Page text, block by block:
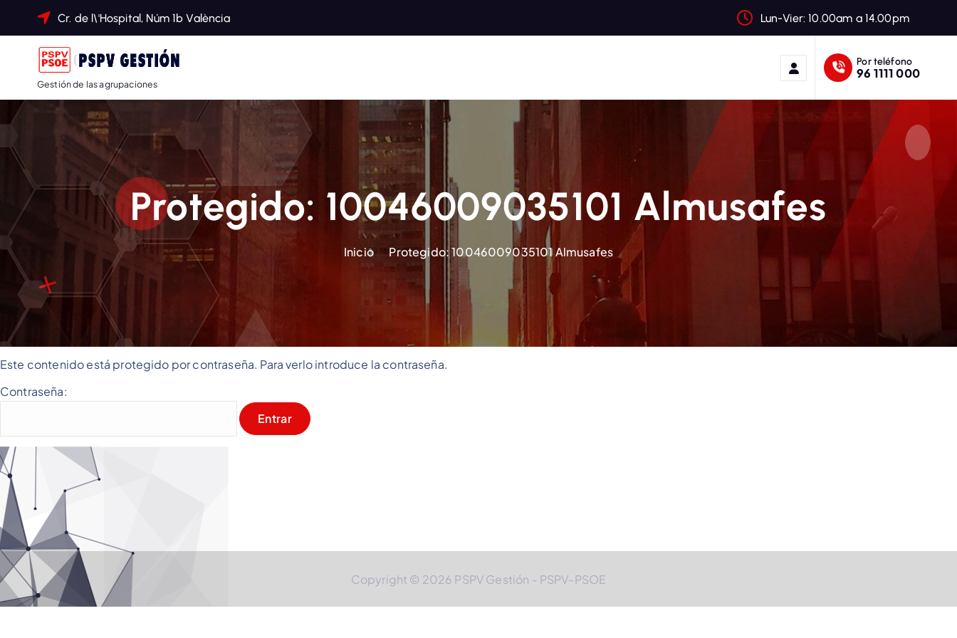
Cr. de l\'Hospital, Núm 1b València Lun-Vier: 10.00am a 14.00pm
Gestión de las agrupaciones
Por teléfono
96 1111 000
Protegido: 10046009035101 Almusafes
Inicio Protegido: 10046009035101 Almusafes
Este contenido está protegido por contraseña. Para verlo introduce la contraseña.
Contraseña:
Copyright © 2026 PSPV Gestión - PSPV-PSOE